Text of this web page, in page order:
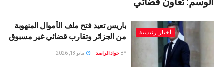
أخبار رئيسية
باريس تعيد فتح ملف الأموال المنهوبة
من الجزائر وتقارب قضائي غير مسبوق
BY جواد الراصد مايو 18, 2026